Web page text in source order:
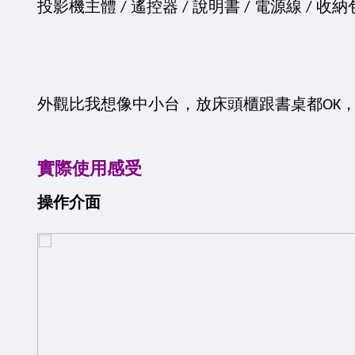
投影機主體 / 遙控器 / 說明書 / 電源線 / 收納
外觀比我想像中小台，放床頭櫃跟書桌都OK
實際使用感受
操作介面